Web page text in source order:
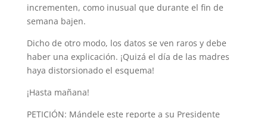
incrementen, como inusual que durante el fin de
semana bajen.
Dicho de otro modo, los datos se ven raros y debe
haber una explicación. ¡Quizá el día de las madres
haya distorsionado el esquema!
¡Hasta mañana!
PETICIÓN: Mándele este reporte a su Presidente